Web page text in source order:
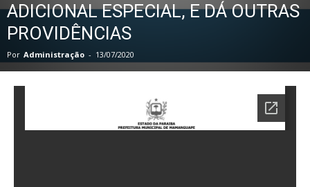
ADICIONAL ESPECIAL, E DÁ OUTRAS
PROVIDÊNCIAS
Por Administração - 13/07/2020